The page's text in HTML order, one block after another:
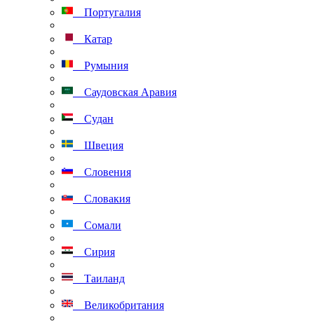
Португалия
Катар
Румыния
Саудовская Аравия
Судан
Швеция
Словения
Словакия
Сомали
Сирия
Таиланд
Великобритания